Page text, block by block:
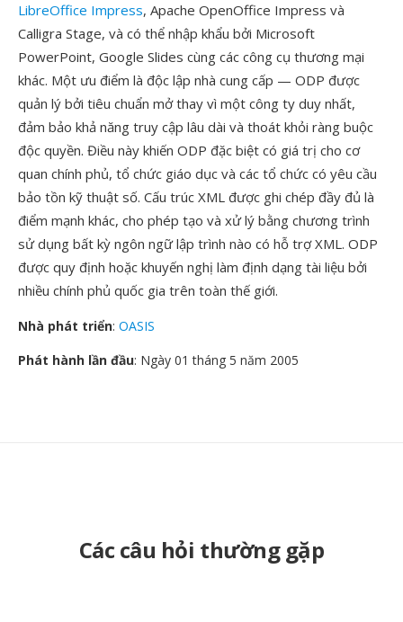
LibreOffice Impress, Apache OpenOffice Impress và
Calligra Stage, và có thể nhập khẩu bởi Microsoft
PowerPoint, Google Slides cùng các công cụ thương mại
khác. Một ưu điểm là độc lập nhà cung cấp — ODP được
quản lý bởi tiêu chuẩn mở thay vì một công ty duy nhất,
đảm bảo khả năng truy cập lâu dài và thoát khỏi ràng buộc
độc quyền. Điều này khiến ODP đặc biệt có giá trị cho cơ
quan chính phủ, tổ chức giáo dục và các tổ chức có yêu cầu
bảo tồn kỹ thuật số. Cấu trúc XML được ghi chép đầy đủ là
điểm mạnh khác, cho phép tạo và xử lý bằng chương trình
sử dụng bất kỳ ngôn ngữ lập trình nào có hỗ trợ XML. ODP
được quy định hoặc khuyến nghị làm định dạng tài liệu bởi
nhiều chính phủ quốc gia trên toàn thế giới.
Nhà phát triển: OASIS
Phát hành lần đầu: Ngày 01 tháng 5 năm 2005
Các câu hỏi thường gặp